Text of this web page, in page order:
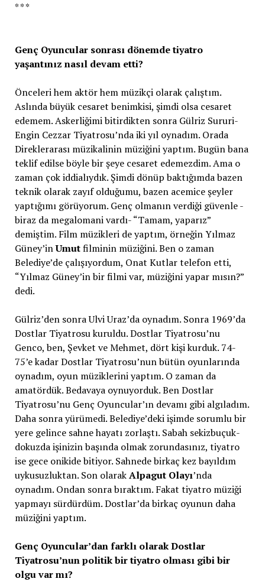
* * *
Genç Oyuncular sonrası dönemde tiyatro
yaşantınız nasıl devam etti?
Önceleri hem aktör hem müzikçi olarak çalıştım.
Aslında büyük cesaret benimkisi, şimdi olsa cesaret
edemem. Askerliğimi bitirdikten sonra Gülriz Sururi-
Engin Cezzar Tiyatrosu’nda iki yıl oynadım. Orada
Direklerarası müzikalinin müziğini yaptım. Bugün bana
teklif edilse böyle bir şeye cesaret edemezdim. Ama o
zaman çok iddialıydık. Şimdi dönüp baktığımda bazen
teknik olarak zayıf olduğumu, bazen acemice şeyler
yaptığımı görüyorum. Genç olmanın verdiği güvenle -
biraz da megalomani vardı- “Tamam, yaparız”
demiştim. Film müzikleri de yaptım, örneğin Yılmaz
Güney’inUmutfilminin müziğini. Ben o zaman
Belediye’de çalışıyordum, Onat Kutlar telefon etti,
“Yılmaz Güney’in bir filmi var, müziğini yapar mısın?”
dedi.
Gülriz’den sonra Ulvi Uraz’da oynadım. Sonra 1969’da
Dostlar Tiyatrosu kuruldu. Dostlar Tiyatrosu’nu
Genco, ben, Şevket ve Mehmet, dört kişi kurduk. 74-
75’e kadar Dostlar Tiyatrosu’nun bütün oyunlarında
oynadım, oyun müziklerini yaptım. O zaman da
amatördük. Bedavaya oynuyorduk. Ben Dostlar
Tiyatrosu’nu Genç Oyuncular’ın devamı gibi algıladım.
Daha sonra yürümedi. Belediye’deki işimde sorumlu bir
yere gelince sahne hayatı zorlaştı. Sabah sekizbuçuk-
dokuzda işinizin başında olmak zorundasınız, tiyatro
ise gece onikide bitiyor. Sahnede birkaç kez bayıldım
uykusuzluktan. Son olarakAlpagut Olayı’nda
oynadım. Ondan sonra bıraktım. Fakat tiyatro müziği
yapmayı sürdürdüm. Dostlar’da birkaç oyunun daha
müziğini yaptım.
Genç Oyuncular’dan farklı olarak Dostlar
Tiyatrosu’nun politik birtiyatro olması gibi bir
olgu var mı?